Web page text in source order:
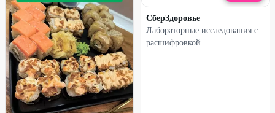
СберЗдоровье
Лабораторные исследования с
расшифровкой